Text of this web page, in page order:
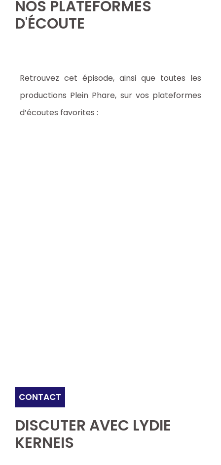
NOS PLATEFORMES
D'ÉCOUTE
Retrouvez cet épisode, ainsi que toutes les
productions Plein Phare, sur vos plateformes
d’écoutes favorites :
CONTACT
DISCUTER AVEC LYDIE
KERNEIS